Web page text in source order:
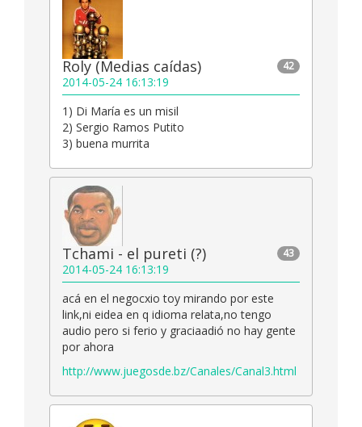
42
Roly (Medias caídas)
2014-05-24 16:13:19
1) Di María es un misil
2) Sergio Ramos Putito
3) buena murrita
43
Tchami - el pureti (?)
2014-05-24 16:13:19
acá en el negocxio toy mirando por este
link,ni eidea en q idioma relata,no tengo
audio pero si ferio y graciaadió no hay gente
por ahora
http://www.juegosde.bz/Canales/Canal3.html